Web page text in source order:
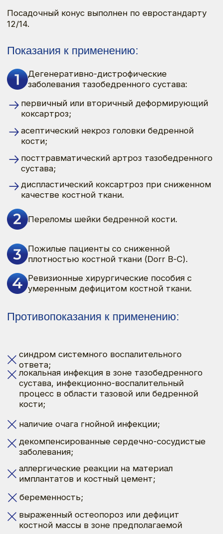
Противопоказания к применению:
Материал изготовления:
Возможно изготовление на заказ из титанового
Нержавеющая сталь с повышенным
содержанием азота (ГОСТ Р ИСО 5832−9).
Доступно в двух версиях: стандартная и
локальная инфекция в зоне тазобедренного
сустава, инфекционно-воспалительный
процесс в области тазовой или бедренной
наличие очага гнойной инфекции;
заболевания;
аллергические реакции на материал
беременность;
костной массы в зоне предполагаемой
установки эндопротеза.
синдром системного воспалительного
Пожилые пациенты со сниженной
плотностью костной ткани (Dorr В-С).